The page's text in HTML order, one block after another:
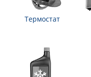
Термостат